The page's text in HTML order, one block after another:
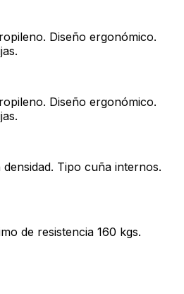
Diseño ergonómico.
Diseño ergonómico.
Tipo cuña internos.
de resistencia 160 kgs.